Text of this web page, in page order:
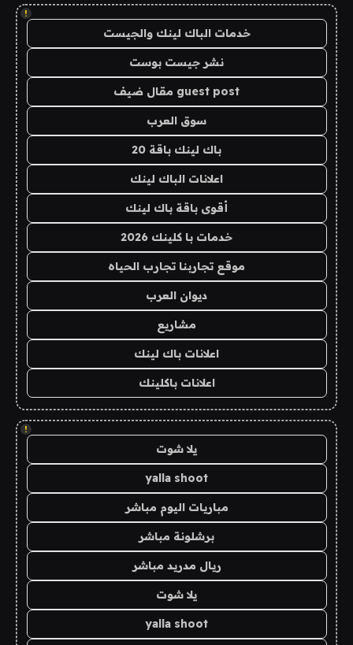
!
خدمات الباك لينك والجيست
نشر جيست بوست
guest post مقال ضيف
سوق العرب
باك لينك باقة 20
اعلانات الباك لينك
أقوى باقة باك لينك
خدمات با كلينك 2026
موقع تجاربنا تجارب الحياه
ديوان العرب
مشاريع
اعلانات باك لينك
اعلانات باكلينك
!
يلا شوت
yalla shoot
مباريات اليوم مباشر
برشلونة مباشر
ريال مدريد مباشر
يلا شوت
yalla shoot